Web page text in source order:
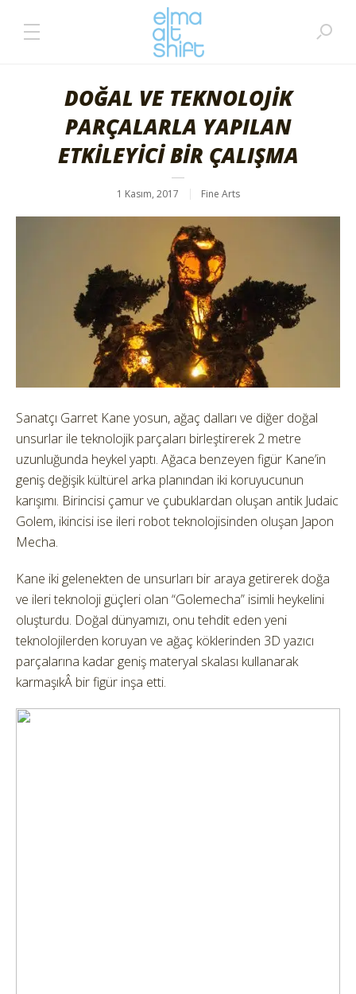
DOĞAL VE TEKNOLOJİK
PARÇALARLA YAPILAN
ETKİLEYİCİ BİR ÇALIŞMA
1 Kasım, 2017 Fine Arts
Sanatçı Garret Kane yosun, ağaç dalları ve diğer doğal
unsurlar ile teknolojik parçaları birleştirerek 2 metre
uzunluğunda heykel yaptı. Ağaca benzeyen figür Kane’in
geniş değişik kültürel arka planından iki koruyucunun
karışımı. Birincisi çamur ve çubuklardan oluşan antik Judaic
Golem, ikincisi ise ileri robot teknolojisinden oluşan Japon
Mecha.
Kane iki gelenekten de unsurları bir araya getirerek doğa
ve ileri teknoloji güçleri olan “Golemecha” isimli heykelini
oluşturdu. Doğal dünyamızı, onu tehdit eden yeni
teknolojilerden koruyan ve ağaç köklerinden 3D yazıcı
parçalarına kadar geniş materyal skalası kullanarak
karmaşıkÂ bir figür inşa etti.